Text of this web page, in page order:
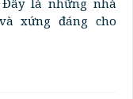
xứng đáng cho